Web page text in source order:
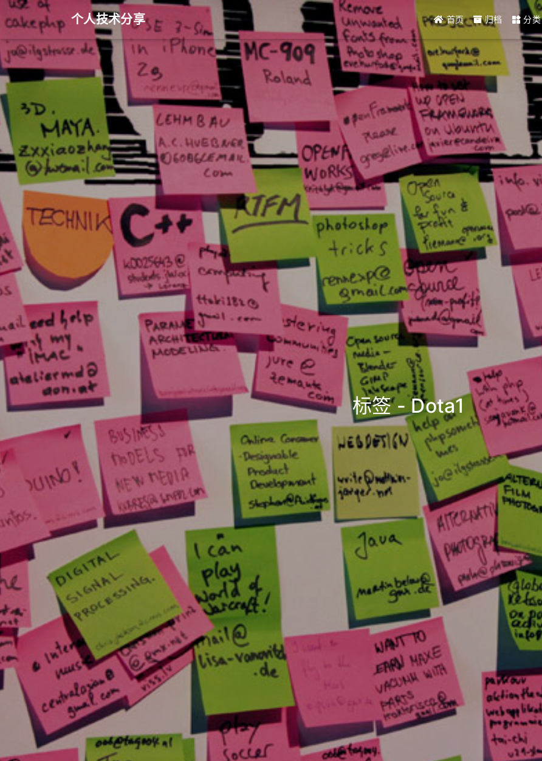
个人技术分享 首页 归档 分类
标签 - Dota1